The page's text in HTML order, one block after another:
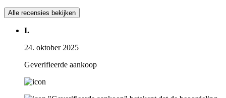
Alle recensies bekijken
I.
24. oktober 2025
Geverifieerde aankoop